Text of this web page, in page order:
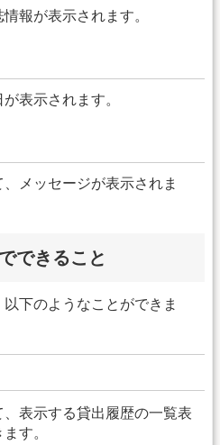
報が表示されます。
表示されます。
メッセージが表示されま
できること
下のようなことができま
表示する貸出履歴の一覧表
す。